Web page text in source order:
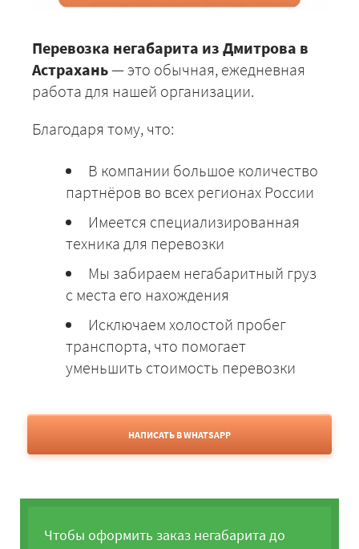
Перевозка негабарита из Дмитрова в
Астрахань— это обычная, ежедневная
работа для нашей организации.
Благодаря тому, что:
В компании большое количество
партнёров во всех регионах России
Имеется специализированная
техника для перевозки
Мы забираем негабаритный груз
с места его нахождения
Исключаем холостой пробег
транспорта, что помогает
уменьшить стоимость перевозки
НАПИСАТЬ В WHATSAPP
Чтобы оформить заказ негабарита до